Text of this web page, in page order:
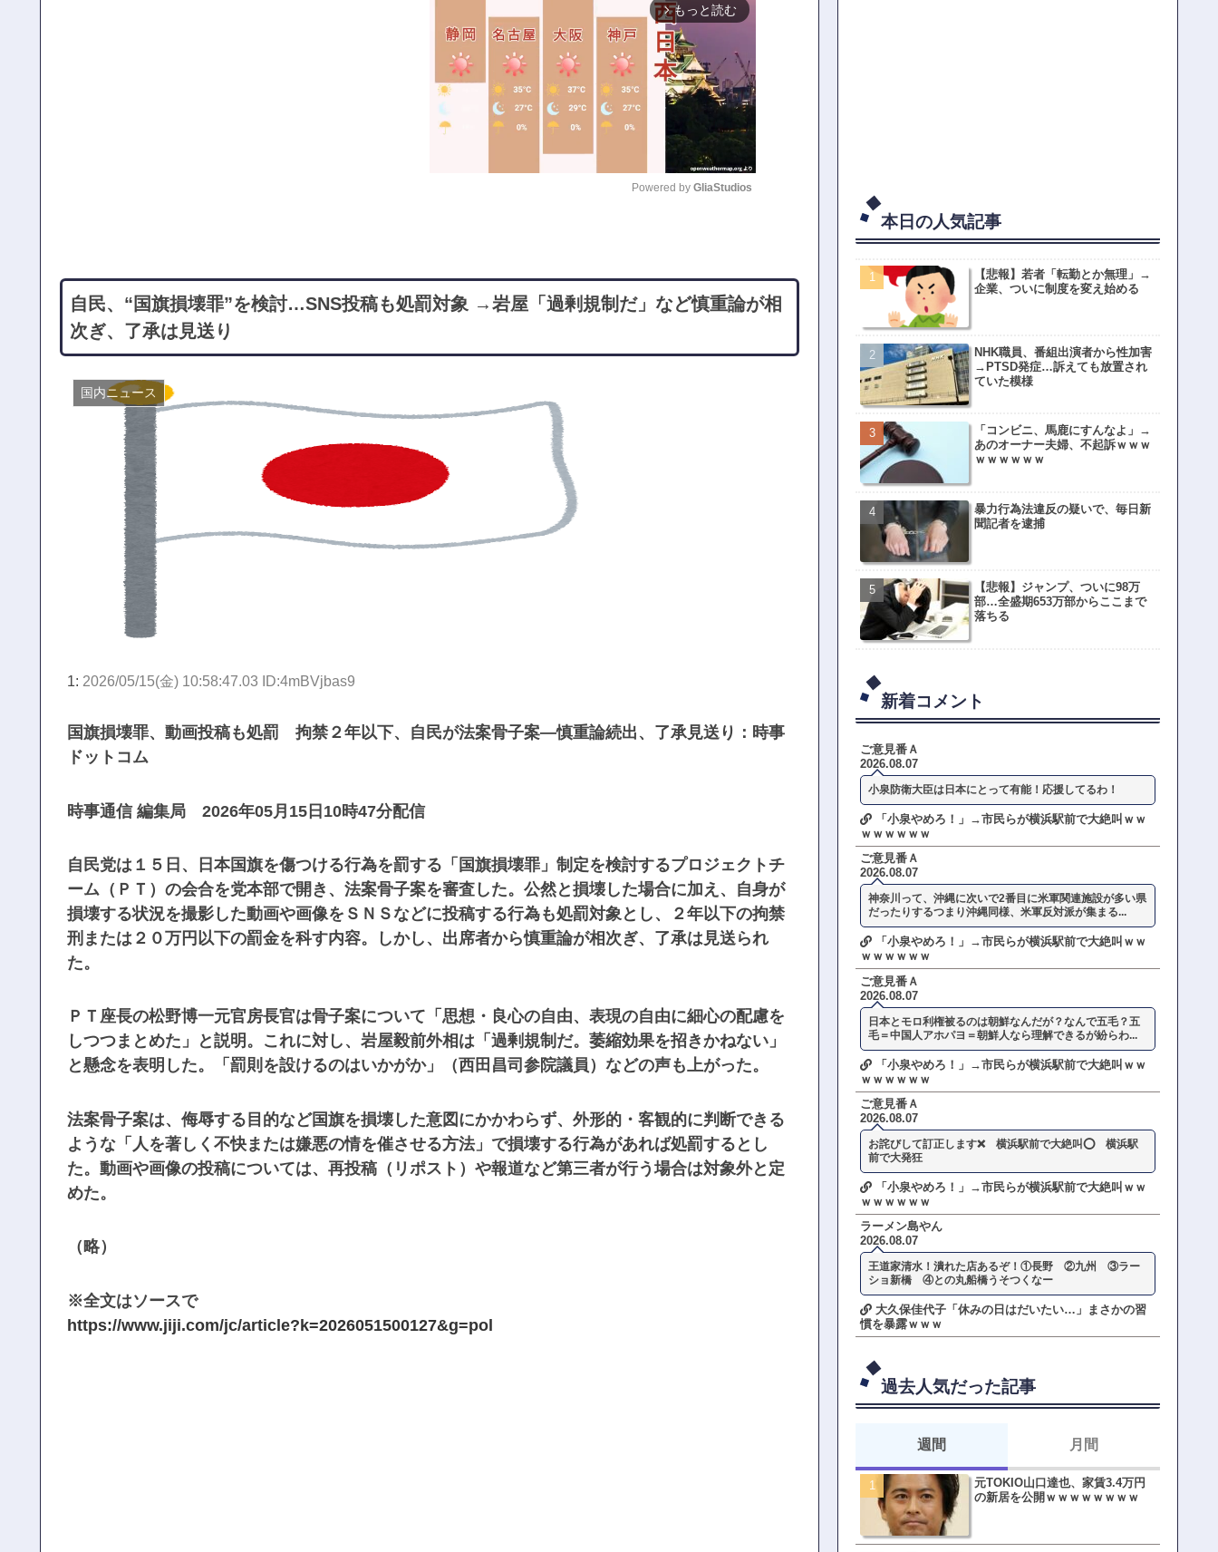
arrow_forward_ios もっと読む
e
Powered by GliaStudios
自民、“国旗損壊罪”を検討…SNS投稿も処罰対象 →岩屋「過剰規制だ」など慎重論が相
次ぎ、了承は見送り
国内ニュース
1: 2026/05/15(金) 10:58:47.03 ID:4mBVjbas9
国旗損壊罪、動画投稿も処罰 拘禁２年以下、自民が法案骨子案―慎重論続出、了承見送り：時事
ドットコム
時事通信 編集局 2026年05月15日10時47分配信
自民党は１５日、日本国旗を傷つける行為を罰する「国旗損壊罪」制定を検討するプロジェクトチ
ーム（ＰＴ）の会合を党本部で開き、法案骨子案を審査した。公然と損壊した場合に加え、自身が
損壊する状況を撮影した動画や画像をＳＮＳなどに投稿する行為も処罰対象とし、２年以下の拘禁
刑または２０万円以下の罰金を科す内容。しかし、出席者から慎重論が相次ぎ、了承は見送られ
た。
ＰＴ座長の松野博一元官房長官は骨子案について「思想・良心の自由、表現の自由に細心の配慮を
しつつまとめた」と説明。これに対し、岩屋毅前外相は「過剰規制だ。萎縮効果を招きかねない」
と懸念を表明した。「罰則を設けるのはいかがか」（西田昌司参院議員）などの声も上がった。
法案骨子案は、侮辱する目的など国旗を損壊した意図にかかわらず、外形的・客観的に判断できる
ような「人を著しく不快または嫌悪の情を催させる方法」で損壊する行為があれば処罰するとし
た。動画や画像の投稿については、再投稿（リポスト）や報道など第三者が行う場合は対象外と定
めた。
（略）
※全文はソースで
https://www.jiji.com/jc/article?k=2026051500127&g=pol
本日の人気記事
【悲報】若者「転勤とか無理」→
企業、ついに制度を変え始める
NHK職員、番組出演者から性加害
→PTSD発症…訴えても放置され
ていた模様
「コンビニ、馬鹿にすんなよ」→
あのオーナー夫婦、不起訴ｗｗｗ
ｗｗｗｗｗｗ
暴力行為法違反の疑いで、毎日新
聞記者を逮捕
【悲報】ジャンプ、ついに98万
部…全盛期653万部からここまで
落ちる
新着コメント
ご意見番Ａ
2026.08.07
小泉防衛大臣は日本にとって有能！応援してるわ！
「小泉やめろ！」→市民らが横浜駅前で大絶叫ｗｗ
ｗｗｗｗｗｗ
ご意見番Ａ
2026.08.07
神奈川って、沖縄に次いで2番目に米軍関連施設が多い県
だったりするつまり沖縄同様、米軍反対派が集まる...
「小泉やめろ！」→市民らが横浜駅前で大絶叫ｗｗ
ｗｗｗｗｗｗ
ご意見番Ａ
2026.08.07
日本とモロ利権被るのは朝鮮なんだが？なんで五毛？五
毛＝中国人アホパヨ＝朝鮮人なら理解できるが紛らわ...
「小泉やめろ！」→市民らが横浜駅前で大絶叫ｗｗ
ｗｗｗｗｗｗ
ご意見番Ａ
2026.08.07
お詫びして訂正します❌️ 横浜駅前で大絶叫⭕️ 横浜駅
前で大発狂
「小泉やめろ！」→市民らが横浜駅前で大絶叫ｗｗ
ｗｗｗｗｗｗ
ラーメン島やん
2026.08.07
王道家清水！潰れた店あるぞ！①長野 ②九州 ③ラー
ショ新橋 ④との丸船橋うそつくなー
大久保佳代子「休みの日はだいたい…」まさかの習
慣を暴露ｗｗｗ
過去人気だった記事
週間
元TOKIO山口達也、家賃3.4万円
の新居を公開ｗｗｗｗｗｗｗｗ
月間
【悲報】東京着く前にHP尽
方民ｗｗｗ移動だけで瀕死